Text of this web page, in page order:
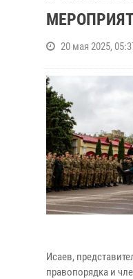
20 мая 2025,
Исаев,
правопорядка и